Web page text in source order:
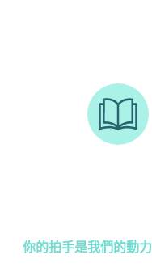
你的拍手是我們的動力